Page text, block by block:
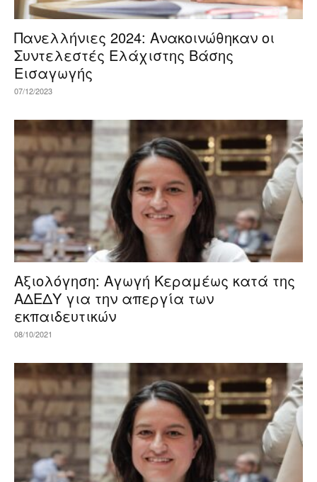
Πανελλήνιες 2024: Ανακοινώθηκαν οι
Συντελεστές Ελάχιστης Βάσης
Εισαγωγής
07/12/2023
Αξιολόγηση: Αγωγή Κεραμέως κατά της
ΑΔΕΔΥ για την απεργία των
εκπαιδευτικών
08/10/2021